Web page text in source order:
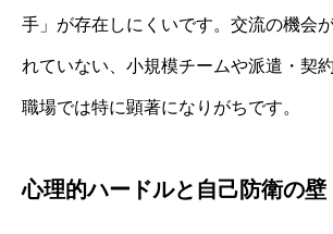
手」が存在しにくいです。交流の機会
れていない、小規模チームや派遣・契
職場では特に顕著になりがちです。
心理的ハードルと自己防衛の壁